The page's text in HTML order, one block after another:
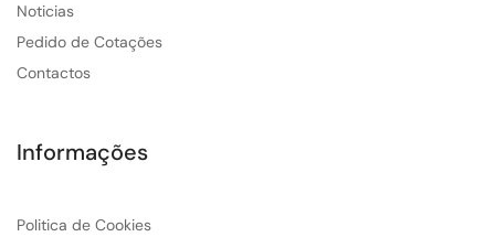
Noticias
Pedido de Cotações
Contactos
Informações
Politica de Cookies